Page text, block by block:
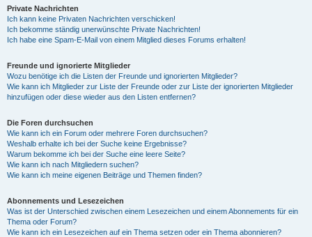
Private Nachrichten
Ich kann keine Privaten Nachrichten verschicken!
Ich bekomme ständig unerwünschte Private Nachrichten!
Ich habe eine Spam-E-Mail von einem Mitglied dieses Forums erhalten!
Freunde und ignorierte Mitglieder
Wozu benötige ich die Listen der Freunde und ignorierten Mitglieder?
Wie kann ich Mitglieder zur Liste der Freunde oder zur Liste der ignorierten Mitglieder
hinzufügen oder diese wieder aus den Listen entfernen?
Die Foren durchsuchen
Wie kann ich ein Forum oder mehrere Foren durchsuchen?
Weshalb erhalte ich bei der Suche keine Ergebnisse?
Warum bekomme ich bei der Suche eine leere Seite?
Wie kann ich nach Mitgliedern suchen?
Wie kann ich meine eigenen Beiträge und Themen finden?
Abonnements und Lesezeichen
Was ist der Unterschied zwischen einem Lesezeichen und einem Abonnements für ein
Thema oder Forum?
Wie kann ich ein Lesezeichen auf ein Thema setzen oder ein Thema abonnieren?